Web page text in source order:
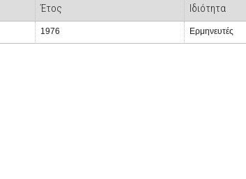
Έτος Ιδιότητα
1976 Ερμηνευτές